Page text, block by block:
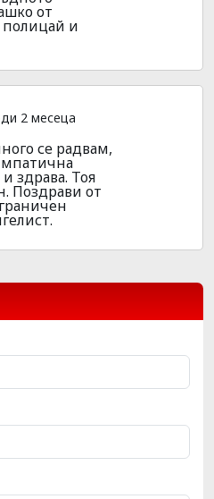
от
и
2 месеца
се радвам,
здрава. Тоя
Поздрави от